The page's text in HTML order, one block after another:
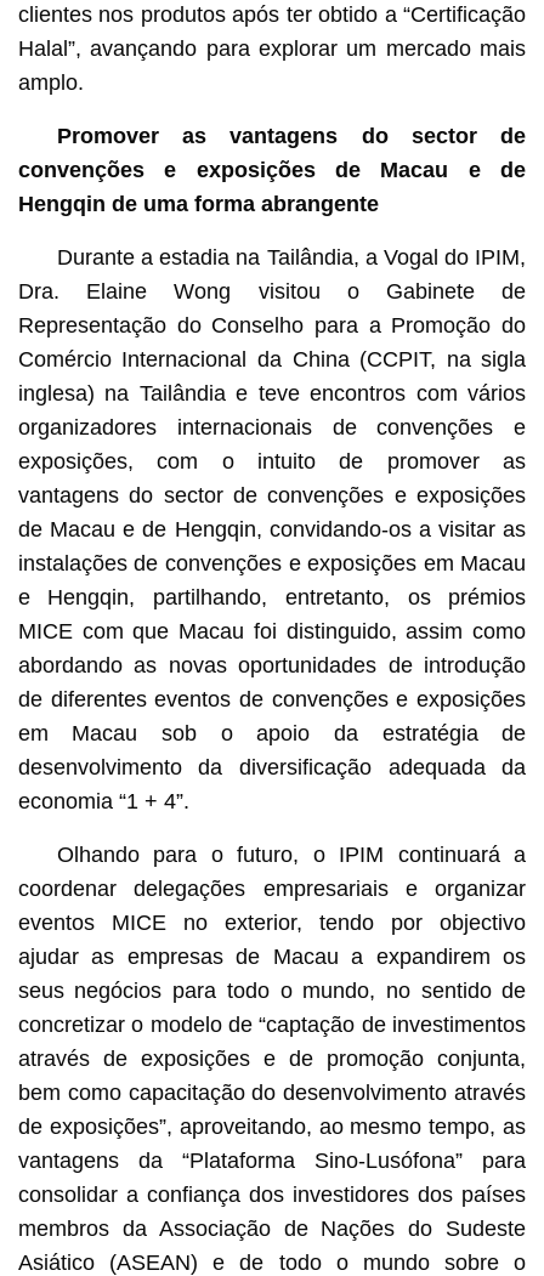
clientes nos produtos após ter obtido a “Certificação
Halal”, avançando para explorar um mercado mais
amplo.
Promover as vantagens do sector de
convenções e exposições de Macau e de
Hengqin de uma forma abrangente
Durante a estadia na Tailândia, a Vogal do IPIM,
Dra. Elaine Wong visitou o Gabinete de
Representação do Conselho para a Promoção do
Comércio Internacional da China (CCPIT, na sigla
inglesa) na Tailândia e teve encontros com vários
organizadores internacionais de convenções e
exposições, com o intuito de promover as
vantagens do sector de convenções e exposições
de Macau e de Hengqin, convidando-os a visitar as
instalações de convenções e exposições em Macau
e Hengqin, partilhando, entretanto, os prémios
MICE com que Macau foi distinguido, assim como
abordando as novas oportunidades de introdução
de diferentes eventos de convenções e exposições
em Macau sob o apoio da estratégia de
desenvolvimento da diversificação adequada da
economia “1 + 4”.
Olhando para o futuro, o IPIM continuará a
coordenar delegações empresariais e organizar
eventos MICE no exterior, tendo por objectivo
ajudar as empresas de Macau a expandirem os
seus negócios para todo o mundo, no sentido de
concretizar o modelo de “captação de investimentos
através de exposições e de promoção conjunta,
bem como capacitação do desenvolvimento através
de exposições”, aproveitando, ao mesmo tempo, as
vantagens da “Plataforma Sino-Lusófona” para
consolidar a confiança dos investidores dos países
membros da Associação de Nações do Sudeste
Asiático (ASEAN) e de todo o mundo sobre o